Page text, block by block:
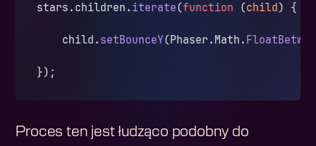
stars.children. iterate(function (child) {
    child.
setBounceY(Phaser.Math.
});
Proces ten jest łudząco podobny do